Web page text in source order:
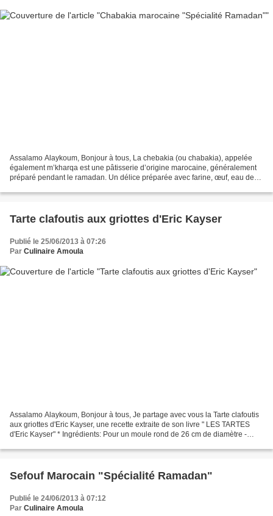
Assalamo Alaykoum, Bonjour à tous, La chebakia (ou chabakia), appelée
également m’kharqa est une pâtisserie d’origine marocaine, généralement
préparé pendant le ramadan. Un délice préparée avec farine, œuf, eau de
Tarte clafoutis aux griottes d'Eric Kayser
Publié le 25/06/2013 à 07:26
Par Culinaire Amoula
Assalamo Alaykoum, Bonjour à tous, Je partage avec vous la Tarte clafoutis
aux griottes d'Eric Kayser, une recette extraite de son livre " LES TARTES
d'Eric Kayser" * Ingrédients: Pour un moule rond de 26 cm de diamètre -
Sefouf Marocain "Spécialité Ramadan"
Publié le 24/06/2013 à 07:12
Par Culinaire Amoula